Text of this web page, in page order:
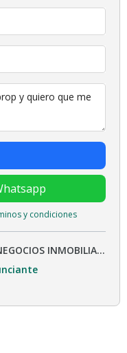
y condiciones
SUSANA MEDINA NEGOCIOS INMOBILIARIOS